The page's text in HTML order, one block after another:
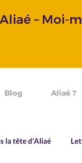
Aliaé – Moi-
Blog Aliaé ?
la tête d'Aliaé